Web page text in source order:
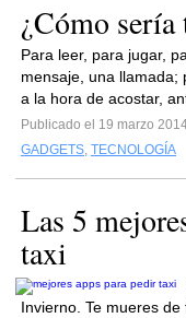
¿Cómo
Para leer, para jugar,
mensaje, una llamada;
a la hora de acostar,
Publicado el 19 marzo
GADGETS, TECNOLOGÍA
Las 5
taxi
Invierno. Te mueres